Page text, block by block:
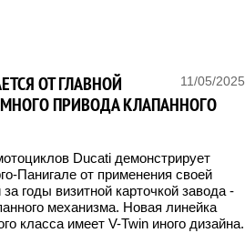
11/05/2025
ОТ ГЛАВНОЙ
ПРИВОДА КЛАПАННОГО
Ducati демонстрирует
Панигале от применения своей
годы визитной карточкой завода -
механизма. Новая линейка
класса имеет V-Twin иного дизайна.